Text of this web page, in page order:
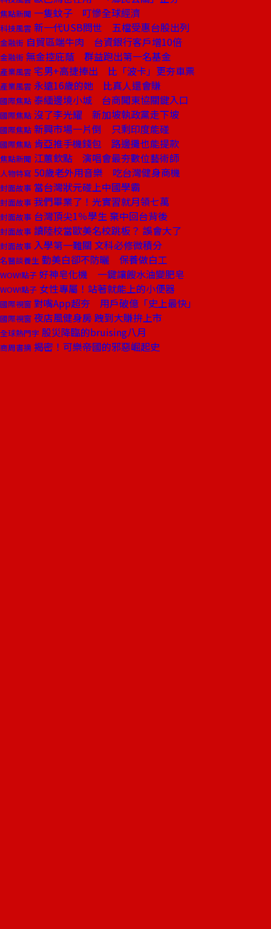
焦點新聞 一隻蚊子 叮慘全球經濟
科技風雲 新一代USB問世 五檔受惠台股出列
金融街 自貿區端牛肉 台資銀行客戶增10倍
金融街 無金控庇蔭 群益跑出第一名基金
產業風雲 宅男+高捷捧出 比「波卡」更夯車票
產業風雲 永遠16歲的她 比真人還會賺
國際焦點 泰緬邊境小城 台商闖東協關鍵入口
國際焦點 沒了李光耀 新加坡執政黨走下坡
國際焦點 新興市場一片倒 只剩印度能碰
國際焦點 肯亞推手機錢包 路邊攤也能提款
焦點新聞 江蕙欽點 演唱會最夯數位藝術師
人物特寫 50歲老外用音樂 吃台灣健身商機
封面故事 當台灣狀元碰上中國學霸
封面故事 我們畢業了！光實習就月領七萬
封面故事 台灣頂尖1％學生 棄中回台背後
封面故事 讀陸校當歐美名校跳板？ 誤會大了
封面故事 入學第一難關 文科必修微積分
名醫談養生 勤美白卻不防曬 保養做白工
WOW!點子 好神皂化機 一鍵讓餿水油變肥皂
WOW!點子 女性專屬！站著就能上的小便器
國際視窗 對嘴App超夯 用戶破億「史上最快」
國際視窗 夜店風健身房 跩到大賺拚上市
全球熱門字 股災降臨的bruising八月
商周書摘 揭密！可樂帝國的邪惡崛起史